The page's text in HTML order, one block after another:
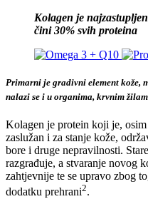
Kolagen je
čini 30% svih proteina
Primarni je gradivni element kože,
nalazi se i u organima, krvnim
Kolagen je protein koji je,
zaslužan i za stanje kože,
bore i druge nepravilnosti.
razgrađuje, a stvaranje novog
zahtjevnije te se upravo zbog
dodatku prehrani2.